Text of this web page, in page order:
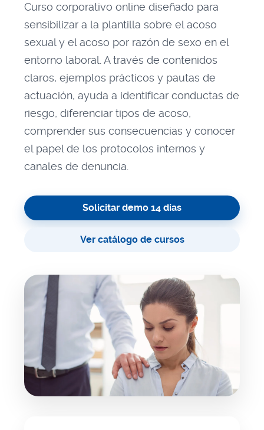
Curso corporativo online diseñado para
sensibilizar a la plantilla sobre el acoso
sexual y el acoso por razón de sexo en el
entorno laboral. A través de contenidos
claros, ejemplos prácticos y pautas de
actuación, ayuda a identificar conductas de
riesgo, diferenciar tipos de acoso,
comprender sus consecuencias y conocer
el papel de los protocolos internos y
canales de denuncia.
Solicitar demo 14 días
Ver catálogo de cursos